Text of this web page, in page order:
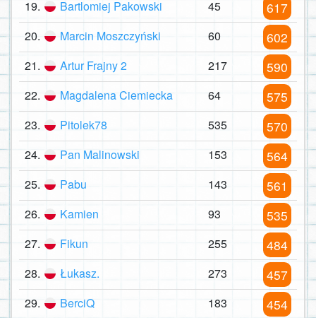
19. Bartlomiej Pakowski 45 617
20. Marcin Moszczyński 60 602
21. Artur Frajny 2 217 590
22. Magdalena Ciemiecka 64 575
23. Pitolek78 535 570
24. Pan Malinowski 153 564
25. Pabu 143 561
26. Kamien 93 535
27. Fikun 255 484
28. Łukasz. 273 457
29. BerciQ 183 454